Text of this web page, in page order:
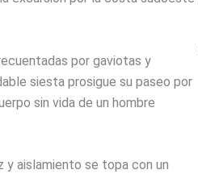
por gaviotas y
siesta prosigue su paseo por
sin vida de un hombre
y aislamiento se topa con un